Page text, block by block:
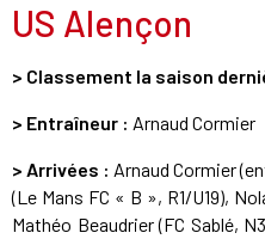
US Alençon
> Classement la saison
> Entraîneur : Arnaud Cormier
> Arrivées : Arnaud Cormier
(Le Mans FC « B », R1/U19),
Mathéo Beaudrier (FC Sablé,